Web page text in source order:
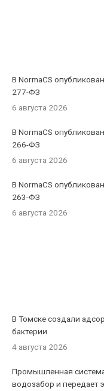
В NormaCS
277-ФЗ
6 августа 2026
В NormaCS
266-ФЗ
6 августа 2026
В NormaCS
263-ФЗ
6 августа 2026
В Томске создали
бактерии
4 августа 2026
Промышленная
водозабор и передает